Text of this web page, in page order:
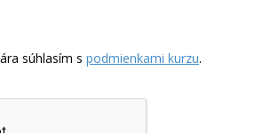
súhlasím s podmienkami kurzu.